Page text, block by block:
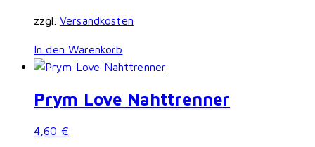
zzgl. Versandkosten
In den Warenkorb
Prym Love Nahttrenner
4,60 €